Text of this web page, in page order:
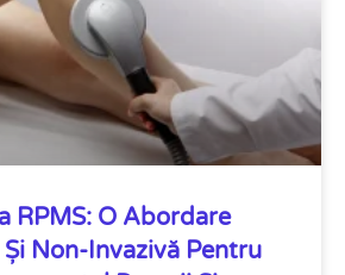
RPMS: O Abordare
Non-Invazivă Pentru